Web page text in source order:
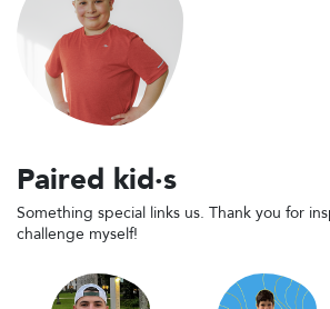
Paired kid·s
Something special links us. Thank you for
challenge myself!